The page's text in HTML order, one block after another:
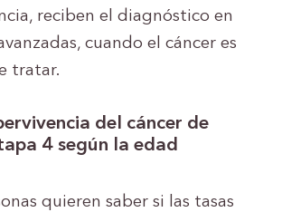
reciben el diagnóstico en
cuando el cáncer es
tratar.
del cáncer de
4 según la edad
quieren saber si las tasas